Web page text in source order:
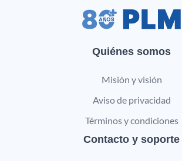
Quiénes somos
Misión y visión
Aviso de privacidad
Términos y condiciones
Contacto y soporte